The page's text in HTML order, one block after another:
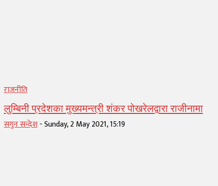
राजनीति
लुम्बिनी प्रदेशका मुख्यमन्त्री शंकर पोखरेलद्वारा राजीनामा
सगुन सन्देश-Sunday, 2 May 2021, 15:19